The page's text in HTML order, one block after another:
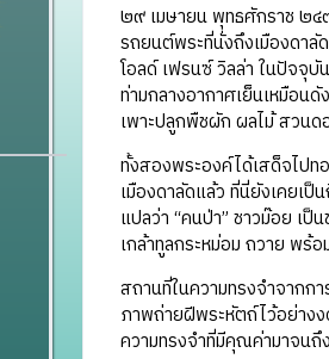
๒๙ เมษายน พุทธศักราช ๒
รถยนต์พระที่นั่งถึงเมืองดาลั
โอลด์ เฟรนซ์ วิลล่า ในปัจจุ
ท่ามกลางอากาศเย็นเหมือน
เพาะปลูกพืชผัก ผลไม้ สวนด
ทั้งสองพระองค์ได้เสด็จไปท
เมืองดาลัดแล้ว ที่นี่ยังเคยเ
แปลว่า “คนป่า” ชาวม๊อย เป็
เกล้าทูลกระหม่อม ถวาย พร้
สถานที่ในความทรงจำจากก
ภาพถ่ายฝีพระหัตถ์ไว้อย่างง
ความทรงจำที่มีคุณค่ามาจน